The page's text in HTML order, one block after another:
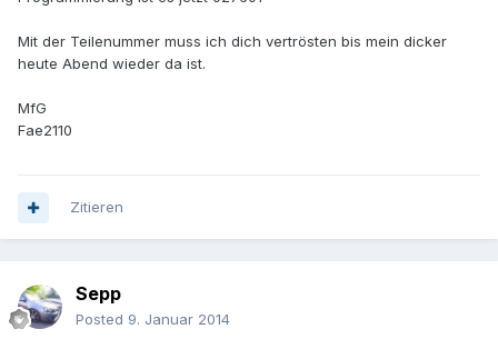
Mit der Teilenummer muss ich dich vertrösten bis mein dicker
heute Abend wieder da ist.
MfG
Fae2110
Zitieren
Sepp
Posted 9. Januar 2014